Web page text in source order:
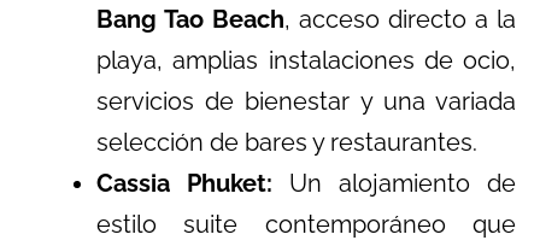
Bang Tao Beach, acceso directo a la
playa, amplias instalaciones de ocio,
servicios de bienestar y una variada
selección de bares y restaurantes.
Cassia Phuket: Un alojamiento de
estilo suite contemporáneo que